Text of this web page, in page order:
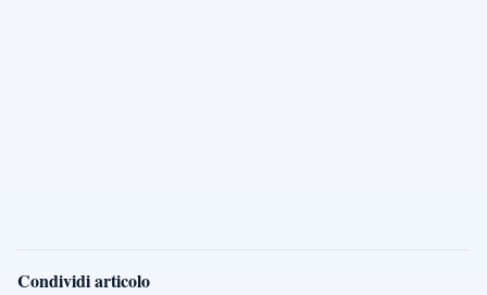
Condividi articolo